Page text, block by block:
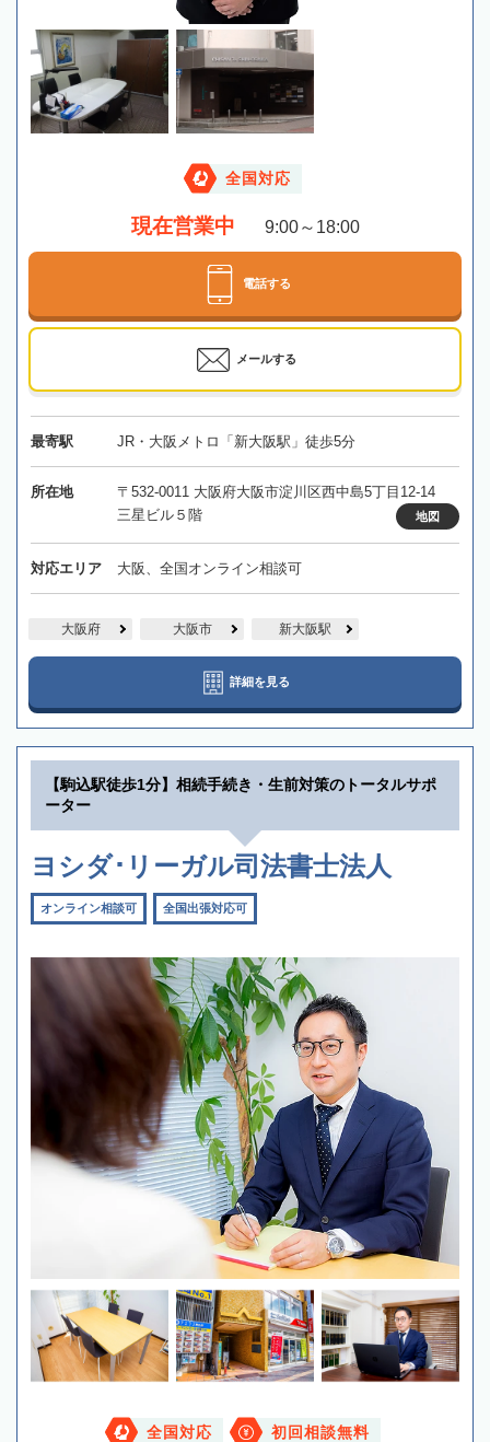
全国対応
現在営業中 9:00～18:00
電話する
メールする
最寄駅 JR・大阪メトロ「新大阪駅」徒歩5分
所在地
〒532-0011 大阪府大阪市淀川区西中島5丁目12-14
三星ビル５階
地図
対応エリア 大阪、全国オンライン相談可
大阪府 大阪市 新大阪駅
詳細を見る
【駒込駅徒歩1分】相続手続き・生前対策のトータルサポ
ーター
ヨシダ･リーガル司法書士法人
オンライン相談可 全国出張対応可
全国対応 初回相談無料